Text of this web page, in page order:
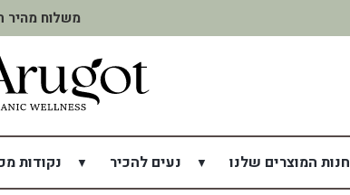
משלוח מהיר תוך 7 ימי
חנות המוצרים שלנו נעים להכיר נקודות